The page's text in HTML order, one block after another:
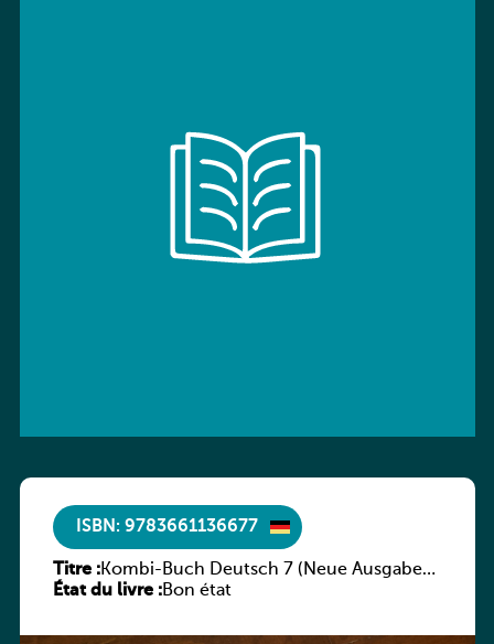
ISBN: 9783661136677
Titre :Kombi-Buch Deutsch 7 (Neue Ausgabe
Luxemburg)
État du livre :Bon état